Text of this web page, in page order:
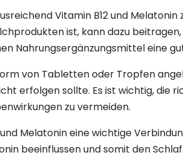
Vitamin B12 und
ist, kann dazu
Nahrungsergänzungsmittel eine
von Tabletten oder Tropfen
erfolgen sollte. Es ist wichtig, die
zu vermeiden.
Melatonin eine wichtige
beeinflussen und somit den